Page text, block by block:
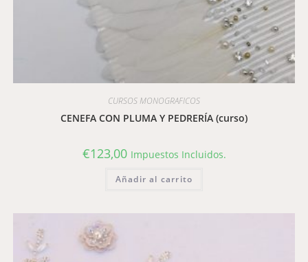
CURSOS MONOGRAFICOS
CENEFA CON PLUMA Y PEDRERÍA (curso)
€123,00 Impuestos Incluidos.
Añadir al carrito